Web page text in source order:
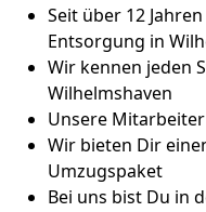
Seit über 12
Entsorgung in
Wir kennen jeden
Wilhelmshaven
Unsere
Wir bieten Dir
Umzugspaket
Bei uns bist Du in